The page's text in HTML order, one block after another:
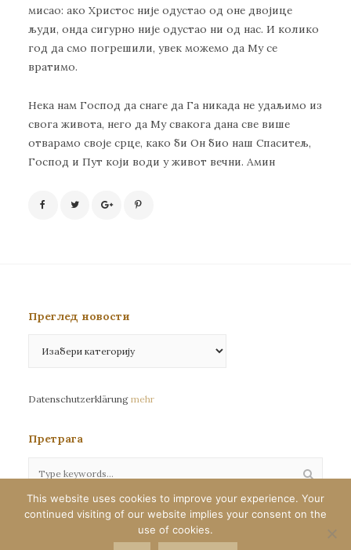
мисао: ако Христос није одустао од оне двојице
људи, онда сигурно није одустао ни од нас. И колико
год да смо погрешили, увек можемо да Му се
вратимо.
Нека нам Господ да снаге да Га никада не удаљимо из
свога живота, него да Му свакога дана све више
отварамо своје срце, како би Он био наш Спаситељ,
Господ и Пут који води у живот вечни. Амин
Преглед новости
новости
Datenschutzerklärung mehr
Претрага
Сва права задржана©eparhija-nemacka.com
Илустрације : Јелена Јефтић
This website uses cookies to improve your experience. Your
continued visiting of our website implies your consent on the
use of cookies.